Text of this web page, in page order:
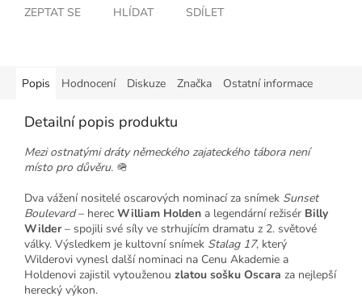
ZEPTAT SE HLÍDAT SDÍLET
Popis Hodnocení Diskuze Značka Ostatní informace
Detailní popis produktu
Mezi ostnatými dráty německého zajateckého tábora není
místo pro důvěru. 🪖
Dva vážení nositelé oscarových nominací za snímek Sunset
Boulevard – herec William Holden a legendární režisér Billy
Wilder – spojili své síly ve strhujícím dramatu z 2. světové
války. Výsledkem je kultovní snímek Stalag 17, který
Wilderovi vynesl další nominaci na Cenu Akademie a
Holdenovi zajistil vytouženou zlatou sošku Oscara za nejlepší
herecký výkon.